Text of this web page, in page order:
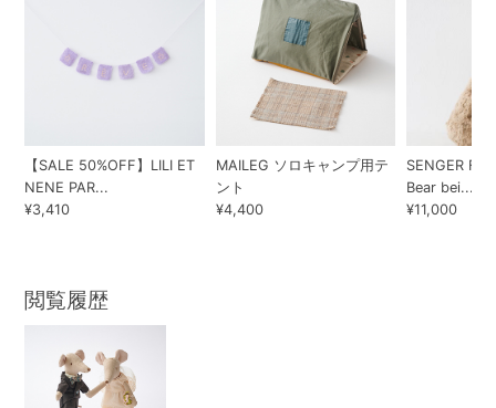
【SALE 50%OFF】LILI ET
NENE PAR...
¥3,410
MAILEG ソロキャンプ用テ
ント
¥4,400
SENGER
Bear bei...
¥11,000
閲覧履歴